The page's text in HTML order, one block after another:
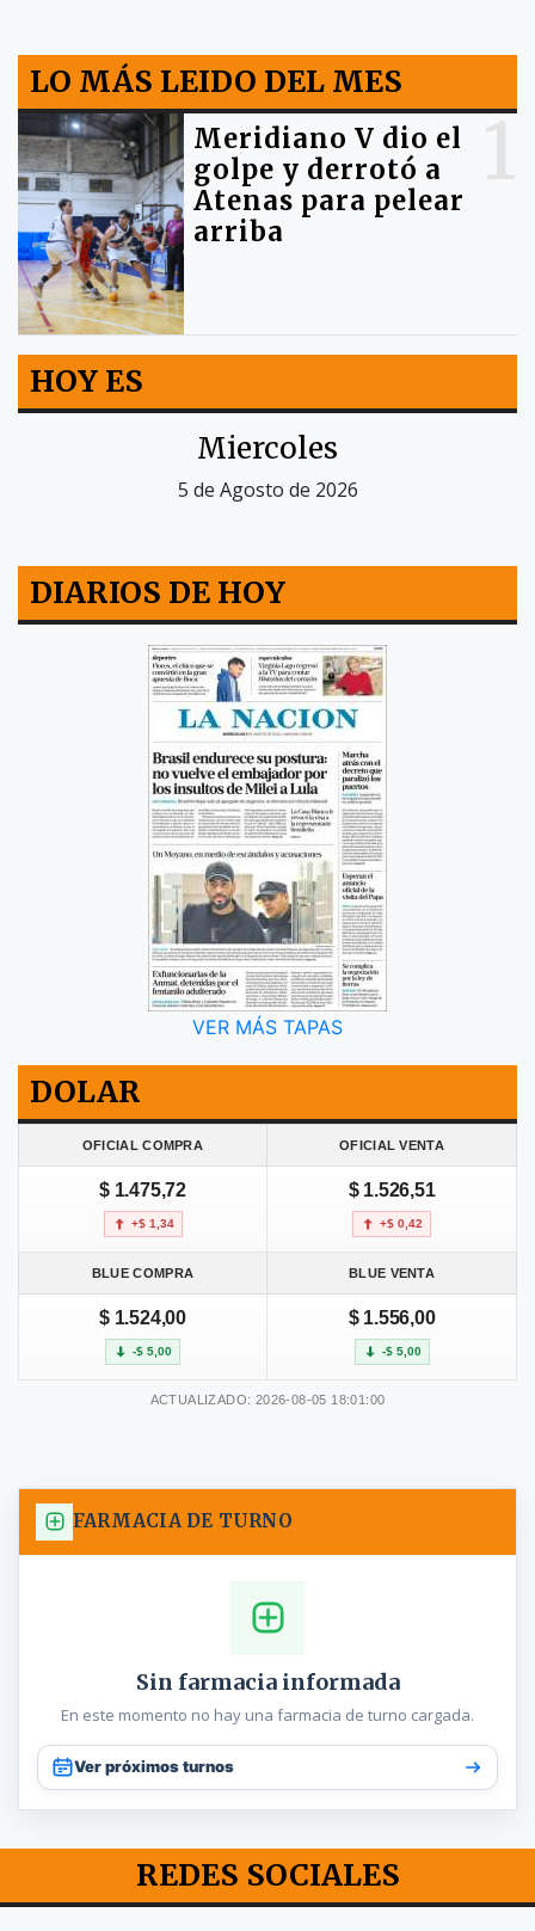
LO MÁS LEIDO DEL MES
Meridiano V dio el
golpe y derrotó a
Atenas para pelear
arriba
HOY ES
Miercoles
5 de Agosto de 2026
DIARIOS DE HOY
VER MÁS TAPAS
DOLAR
OFICIAL COMPRA OFICIAL VENTA
$ 1.475,72
+$ 1,34
$ 1.526,51
+$ 0,42
BLUE COMPRA BLUE VENTA
$ 1.524,00
-$ 5,00
$ 1.556,00
-$ 5,00
ACTUALIZADO: 2026-08-05 18:01:00
FARMACIA DE TURNO
Sin farmacia informada
En este momento no hay una farmacia de turno cargada.
Ver próximos turnos
REDES SOCIALES